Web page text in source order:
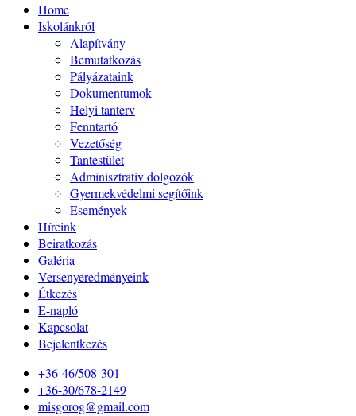
Home
Iskolánkról
Alapítvány
Bemutatkozás
Pályázataink
Dokumentumok
Helyi tanterv
Fenntartó
Vezetőség
Tantestület
Adminisztratív dolgozók
Gyermekvédelmi segítőink
Események
Híreink
Beiratkozás
Galéria
Versenyeredményeink
Étkezés
E-napló
Kapcsolat
Bejelentkezés
+36-46/508-301
+36-30/678-2149
misgorog@gmail.com